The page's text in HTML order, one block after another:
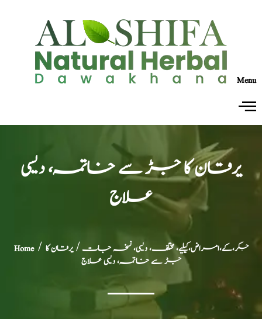
Menu
یرقان کا جڑ سے خاتمہ، دیسی
علاج
Home/ جگر،کے،امراض،کیلیے، مختلف، دیسی، نسخہ جات / یرقان کا
جڑ سے خاتمہ، دیسی علاج